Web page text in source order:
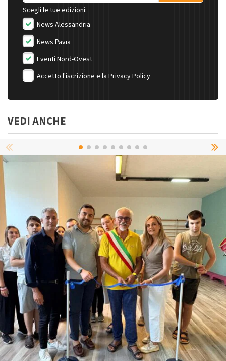
Scegli le tue edizioni:
News Alessandria
News Pavia
Eventi Nord-Ovest
Accetto l'iscrizione e la Privacy Policy
VEDI ANCHE